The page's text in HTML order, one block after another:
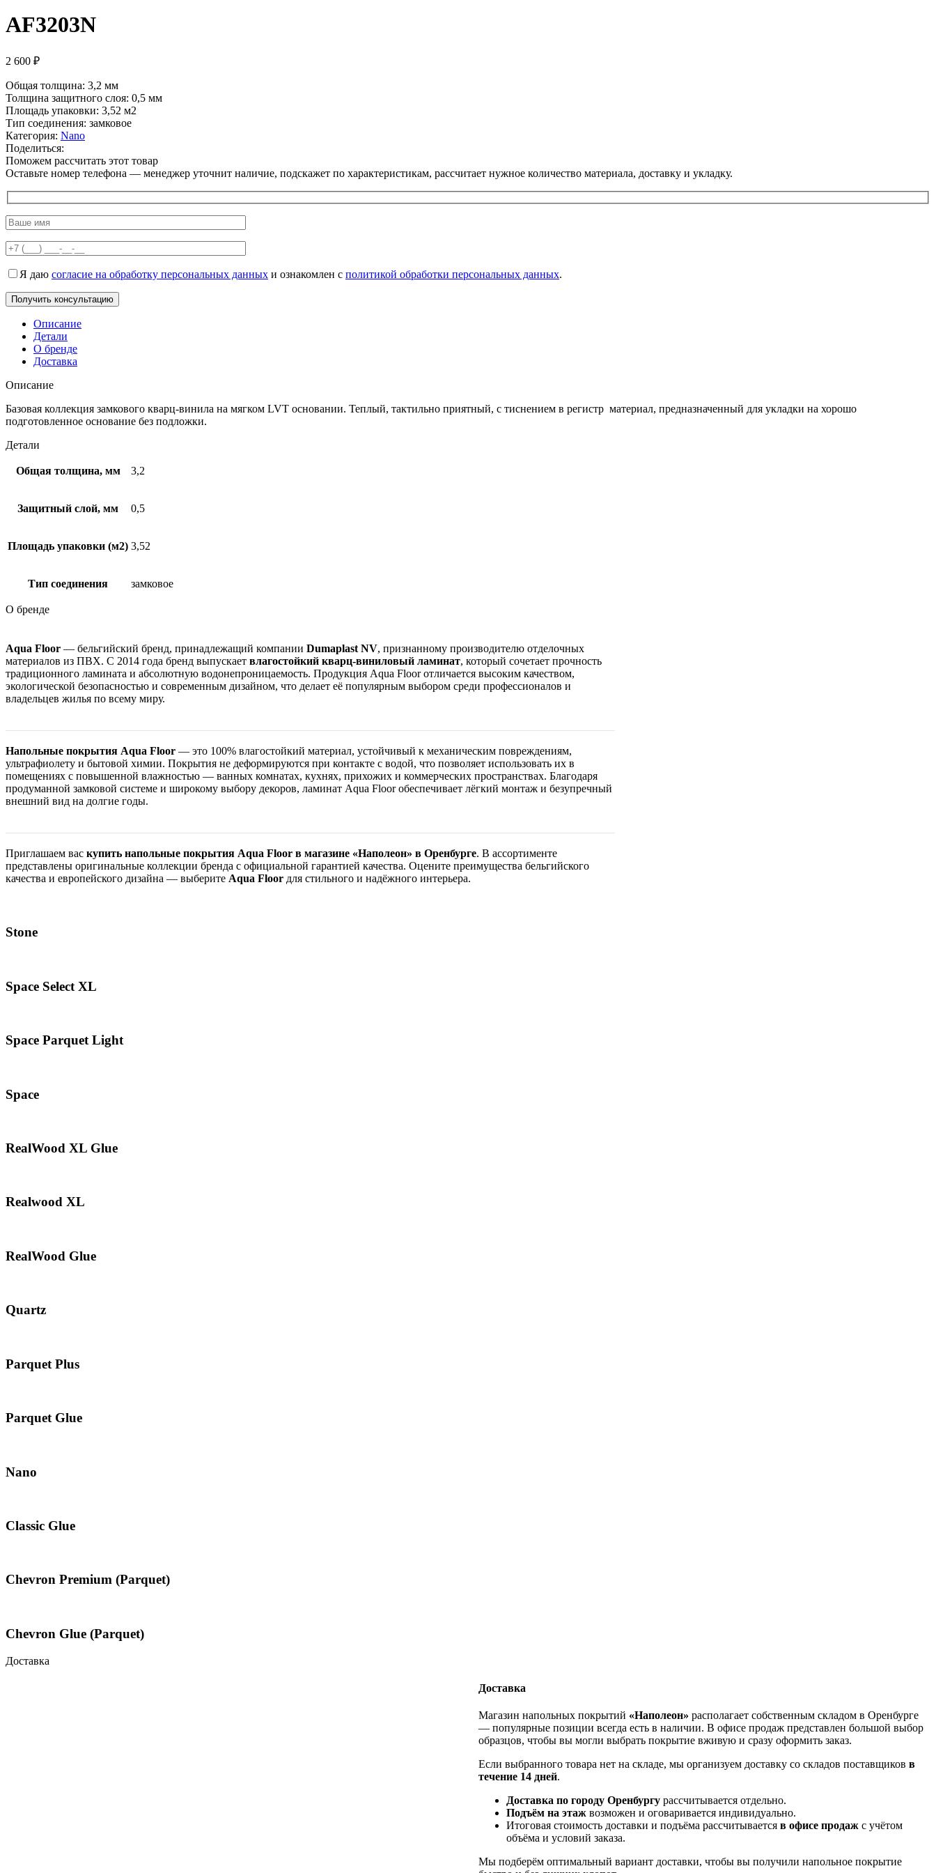
AF3203N
2 600 ₽
Общая толщина: 3,2 мм
Толщина защитного слоя: 0,5 мм
Площадь упаковки: 3,52 м2
Тип соединения: замковое
Категория: Nano
Поделиться:
Поможем рассчитать этот товар
Оставьте номер телефона — менеджер уточнит наличие, подскажет по характеристикам, рассчитает нужное количество материала, доставку и укладку.
Я даю согласие на обработку персональных данных и ознакомлен с политикой обработки персональных данных.
Описание
Детали
О бренде
Доставка
Описание
Базовая коллекция замкового кварц-винила на мягком LVT основании. Теплый, тактильно приятный, с тиснением в регистр материал, предназначенный для укладки на хорошо
подготовленное основание без подложки.
Детали
Общая толщина, мм 3,2
Защитный слой, мм 0,5
Площадь упаковки (м2) 3,52
Тип соединения замковое
О бренде
Aqua Floor — бельгийский бренд, принадлежащий компании Dumaplast NV, признанному производителю отделочных
материалов из ПВХ. С 2014 года бренд выпускает влагостойкий кварц-виниловый ламинат, который сочетает прочность
традиционного ламината и абсолютную водонепроницаемость. Продукция Aqua Floor отличается высоким качеством,
экологической безопасностью и современным дизайном, что делает её популярным выбором среди профессионалов и
владельцев жилья по всему миру.
Напольные покрытия Aqua Floor — это 100% влагостойкий материал, устойчивый к механическим повреждениям,
ультрафиолету и бытовой химии. Покрытия не деформируются при контакте с водой, что позволяет использовать их в
помещениях с повышенной влажностью — ванных комнатах, кухнях, прихожих и коммерческих пространствах. Благодаря
продуманной замковой системе и широкому выбору декоров, ламинат Aqua Floor обеспечивает лёгкий монтаж и безупречный
внешний вид на долгие годы.
Приглашаем вас купить напольные покрытия Aqua Floor в магазине «Наполеон» в Оренбурге. В ассортименте
представлены оригинальные коллекции бренда с официальной гарантией качества. Оцените преимущества бельгийского
качества и европейского дизайна — выберите Aqua Floor для стильного и надёжного интерьера.
Stone
Space Select XL
Space Parquet Light
Space
RealWood XL Glue
Realwood XL
RealWood Glue
Quartz
Parquet Plus
Parquet Glue
Nano
Classic Glue
Chevron Premium (Parquet)
Chevron Glue (Parquet)
Доставка
Доставка
Магазин напольных покрытий «Наполеон» располагает собственным складом в Оренбурге
— популярные позиции всегда есть в наличии. В офисе продаж представлен большой выбор
образцов, чтобы вы могли выбрать покрытие вживую и сразу оформить заказ.
Если выбранного товара нет на складе, мы организуем доставку со складов поставщиков в
течение 14 дней.
Доставка по городу Оренбургу рассчитывается отдельно.
Подъём на этаж возможен и оговаривается индивидуально.
Итоговая стоимость доставки и подъёма рассчитывается в офисе продаж с учётом
объёма и условий заказа.
Мы подберём оптимальный вариант доставки, чтобы вы получили напольное покрытие